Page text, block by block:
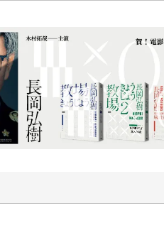
但事後的記憶只剩下那天巴黎
歲的時候呢？工作？未來？情
已不知不覺走過了無數年歲。
候疾駛向前。能留下來的是什
了我們每個人或許都曾擁有過
讓我們一起走入她的夢境，也
事【夏季限量版】：全新封面×